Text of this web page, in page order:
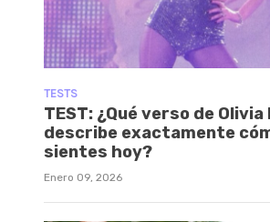
TESTS
TEST: ¿Qué verso de
describe exactamente
sientes hoy?
Enero 09, 2026